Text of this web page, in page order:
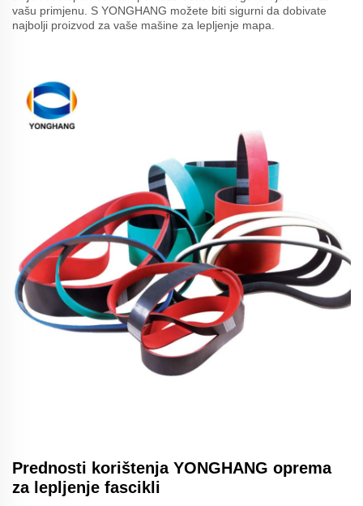
vašu primjenu. S YONGHANG možete biti sigurni da dobivate
najbolji proizvod za vaše mašine za lepljenje mapa.
Prednosti korištenja YONGHANG oprema
za lepljenje fascikli